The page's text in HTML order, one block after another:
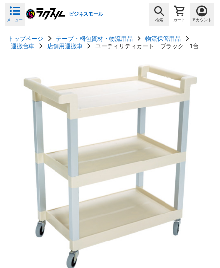
メニュー
ビジネスモール
検索 カート アカウント
トップページ テープ・梱包資材・物流用品
物流保管用品
運搬台車
店舗用運搬車 ユーティリティカート ブラック 1台